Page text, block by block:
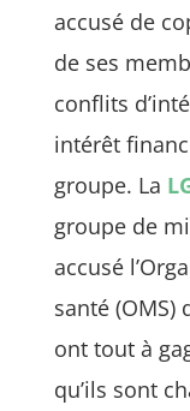
accusé de
de ses
conflits
intérêt
groupe. La
groupe de
accusé
santé (OMS)
ont tout à
qu’ils sont